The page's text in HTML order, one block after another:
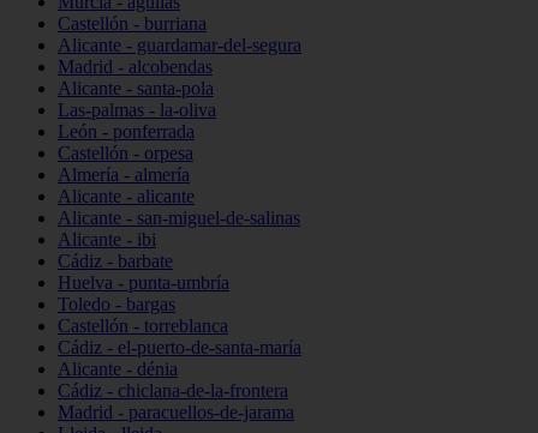
Castellón - burriana
Alicante - guardamar-del-segura
Madrid - alcobendas
Alicante - santa-pola
Las-palmas - la-oliva
León - ponferrada
Castellón - orpesa
Almería - almería
Alicante - alicante
Alicante - san-miguel-de-salinas
Alicante - ibi
Cádiz - barbate
Huelva - punta-umbría
Toledo - bargas
Castellón - torreblanca
Cádiz - el-puerto-de-santa-maría
Alicante - dénia
Cádiz - chiclana-de-la-frontera
Madrid - paracuellos-de-jarama